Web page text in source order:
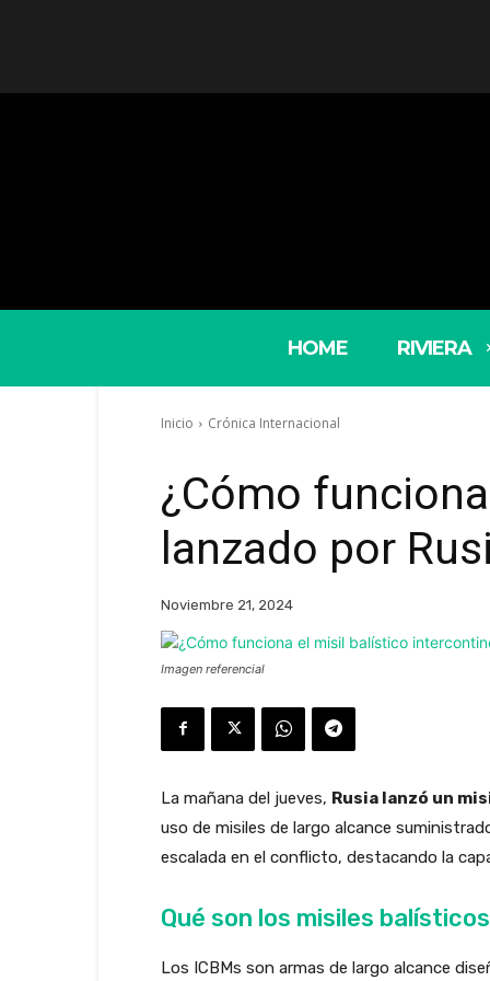
HOME RIVIERA
Inicio Crónica Internacional
¿Cómo
lanzado por
Noviembre 21, 2024
Imagen referencial
La mañana del jueves, Rusia lanzó un
uso de misiles de largo alcance
escalada en el conflicto, destacando la
Qué son los misiles
Los ICBMs son armas de largo alcance